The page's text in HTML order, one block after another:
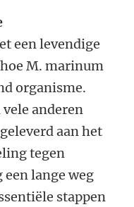
een levendige
M. marinum
organisme.
anderen
aan het
tegen
lange weg
stappen